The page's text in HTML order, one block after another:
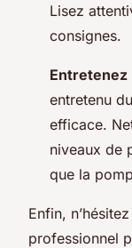
Lisez
consignes.
entretenu
efficace.
niveaux de
que la
Enfin,
professionnel